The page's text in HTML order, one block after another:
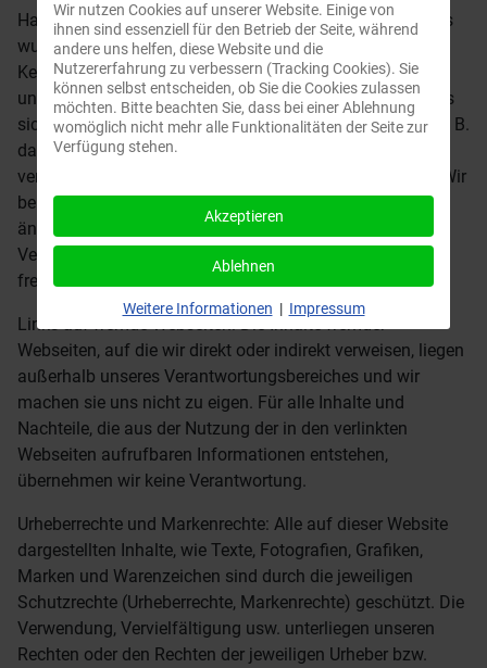
Haftungsausschluss: Die Inhalte dieses Onlineangebotes
wurden sorgfältig und nach unserem aktuellen
Kenntnisstand erstellt, dienen jedoch nur der Information
und entfalten keine rechtlich bindende Wirkung, sofern es
sich nicht um gesetzlich verpflichtende Informationen (z. B.
das Impressum, die Datenschutzerklärung, AGB oder
verpflichtende Belehrungen von Verbrauchern) handelt. Wir
behalten uns vor, die Inhalte vollständig oder teilweise zu
ändern oder zu löschen, soweit vertragliche
Verpflichtungen unberührt bleiben. Alle Angebote sind
freibleibend und unverbindlich.
Links auf fremde Webseiten: Die Inhalte fremder
Webseiten, auf die wir direkt oder indirekt verweisen, liegen
außerhalb unseres Verantwortungsbereiches und wir
machen sie uns nicht zu eigen. Für alle Inhalte und
Nachteile, die aus der Nutzung der in den verlinkten
Webseiten aufrufbaren Informationen entstehen,
übernehmen wir keine Verantwortung.
Urheberrechte und Markenrechte: Alle auf dieser Website
dargestellten Inhalte, wie Texte, Fotografien, Grafiken,
Marken und Warenzeichen sind durch die jeweiligen
Schutzrechte (Urheberrechte, Markenrechte) geschützt. Die
Verwendung, Vervielfältigung usw. unterliegen unseren
Rechten oder den Rechten der jeweiligen Urheber bzw.
Wir nutzen Cookies auf unserer Website. Einige von
ihnen sind essenziell für den Betrieb der Seite, während
andere uns helfen, diese Website und die
Nutzererfahrung zu verbessern (Tracking Cookies). Sie
können selbst entscheiden, ob Sie die Cookies zulassen
möchten. Bitte beachten Sie, dass bei einer Ablehnung
womöglich nicht mehr alle Funktionalitäten der Seite zur
Verfügung stehen.
Akzeptieren
Ablehnen
Weitere Informationen | Impressum